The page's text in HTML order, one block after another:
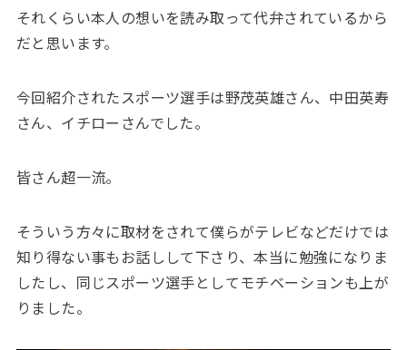
それくらい本人の想いを読み取って代弁されているから
だと思います。
今回紹介されたスポーツ選手は野茂英雄さん、中田英寿
さん、イチローさんでした。
皆さん超一流。
そういう方々に取材をされて僕らがテレビなどだけでは
知り得ない事もお話しして下さり、本当に勉強になりま
したし、同じスポーツ選手としてモチベーションも上が
りました。